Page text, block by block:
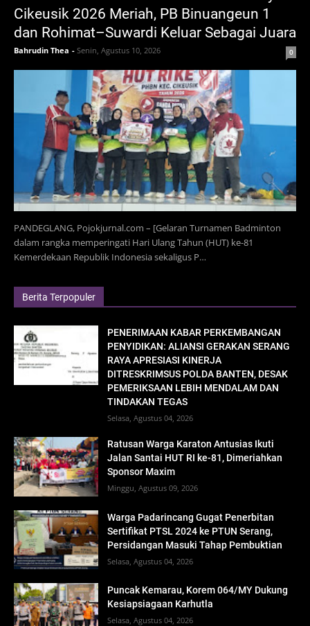
Cikeusik 2026 Meriah, PB Binuangeun 1
dan Rohimat–Suwardi Keluar Sebagai Juara
Bahrudin Thea - Senin, Agustus 10, 2026 0
PANDEGLANG, Pojokjurnal.com – [Gelaran Turnamen Badminton
dalam rangka memperingati Hari Ulang Tahun (HUT) ke-81
Kemerdekaan Republik Indonesia sekaligus P…
Berita Terpopuler
PENERIMAAN KABAR PERKEMBANGAN
PENYIDIKAN: ALIANSI GERAKAN SERANG
RAYA APRESIASI KINERJA
DITRESKRIMSUS POLDA BANTEN, DESAK
PEMERIKSAAN LEBIH MENDALAM DAN
TINDAKAN TEGAS
Selasa, Agustus 04, 2026
Ratusan Warga Karaton Antusias Ikuti
Jalan Santai HUT RI ke-81, Dimeriahkan
Sponsor Maxim
Minggu, Agustus 09, 2026
Warga Padarincang Gugat Penerbitan
Sertifikat PTSL 2024 ke PTUN Serang,
Persidangan Masuki Tahap Pembuktian
Selasa, Agustus 04, 2026
Puncak Kemarau, Korem 064/MY Dukung
Kesiapsiagaan Karhutla
Selasa, Agustus 04, 2026